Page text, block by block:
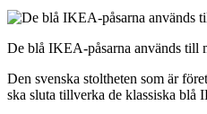
De blå IKEA-påsarna används till
Den svenska stoltheten som är
ska sluta tillverka de klassiska blå